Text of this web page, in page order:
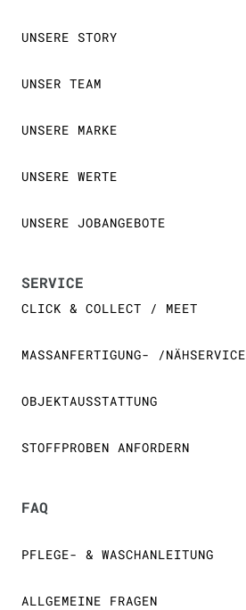
UNSERE STORY
UNSER TEAM
UNSERE MARKE
UNSERE WERTE
UNSERE JOBANGEBOTE
SERVICE
CLICK & COLLECT / MEET
MASSANFERTIGUNG- /NÄHSERVICE
OBJEKTAUSSTATTUNG
STOFFPROBEN ANFORDERN
FAQ
PFLEGE- & WASCHANLEITUNG
ALLGEMEINE FRAGEN